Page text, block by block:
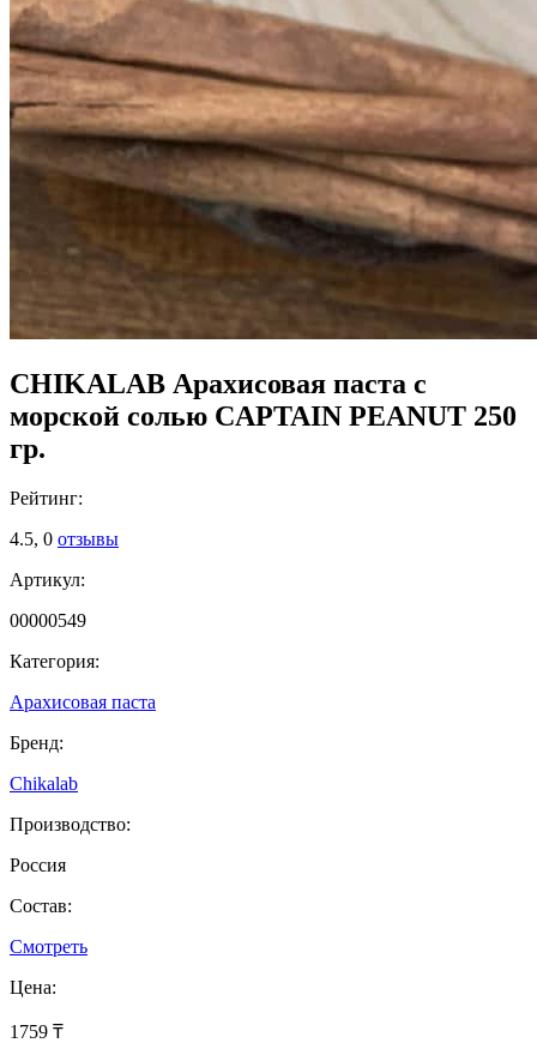
CHIKALAB Арахисовая паста с
морской солью CAPTAIN PEANUT 250
гр.
Рейтинг:
4.5, 0 отзывы
Артикул:
00000549
Категория:
Арахисовая паста
Бренд:
Chikalab
Производство:
Россия
Состав:
Смотреть
Цена:
1759 ₸